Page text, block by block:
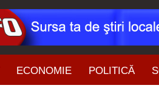
ECONOMIE POLITICĂ